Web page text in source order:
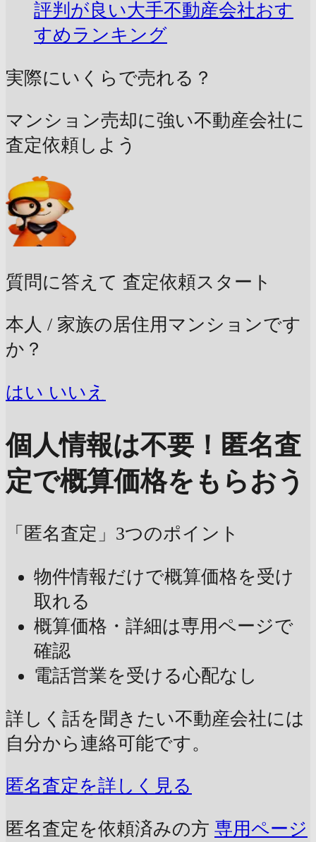
評判が良い大手不動産会社おす
すめランキング
実際にいくらで売れる？
マンション売却に強い不動産会社に
査定依頼しよう
質問に答えて 査定依頼スタート
本人 / 家族の居住用マンションです
か？
はい いいえ
個人情報は不要！ 匿名査
定で概算価格をもらおう
「匿名査定」3つのポイント
物件情報だけで概算価格を受け
取れる
概算価格・詳細は専用ページで
確認
電話営業を受ける心配なし
詳しく話を聞きたい不動産会社には
自分から連絡可能です。
匿名査定を詳しく見る
匿名査定を依頼済みの方 専用ページ